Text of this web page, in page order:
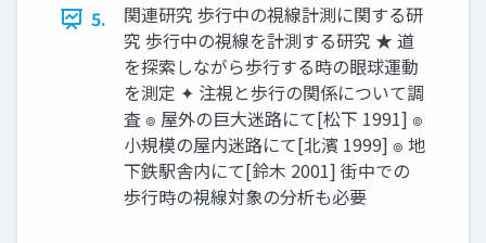
5.
関連研究 歩行中の視線計測に関する研
究 歩行中の視線を計測する研究 ★ 道
を探索しながら歩行する時の眼球運動
を測定 ✦ 注視と歩行の関係について調
査 ๏ 屋外の巨大迷路にて[松下 1991] ๏
小規模の屋内迷路にて[北濱 1999] ๏ 地
下鉄駅舎内にて[鈴木 2001] 街中での
歩行時の視線対象の分析も必要